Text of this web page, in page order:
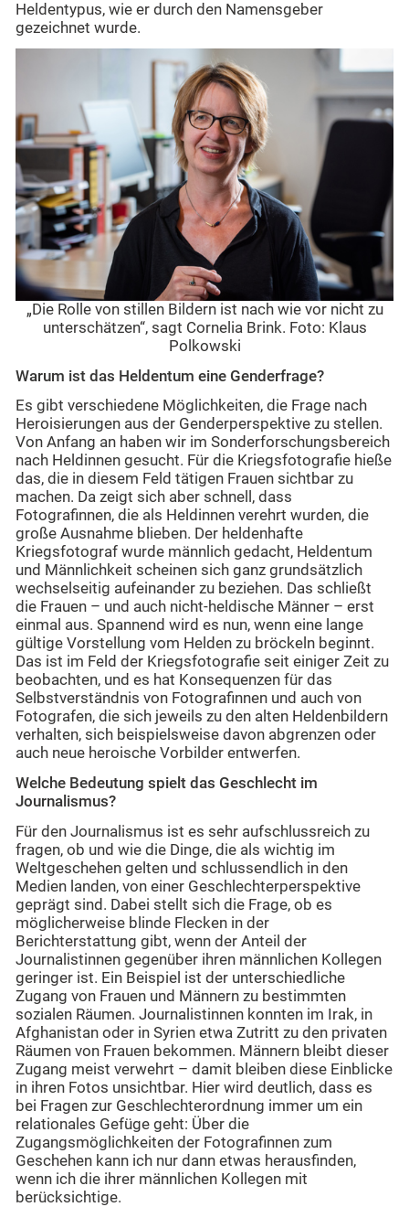
Heldentypus, wie er durch den Namensgeber
gezeichnet wurde.
„Die Rolle von stillen Bildern ist nach wie vor nicht zu
unterschätzen“, sagt Cornelia Brink. Foto: Klaus
Polkowski
Warum ist das Heldentum eine Genderfrage?
Es gibt verschiedene Möglichkeiten, die Frage nach
Heroisierungen aus der Genderperspektive zu stellen.
Von Anfang an haben wir im Sonderforschungsbereich
nach Heldinnen gesucht. Für die Kriegsfotografie hieße
das, die in diesem Feld tätigen Frauen sichtbar zu
machen. Da zeigt sich aber schnell, dass
Fotografinnen, die als Heldinnen verehrt wurden, die
große Ausnahme blieben. Der heldenhafte
Kriegsfotograf wurde männlich gedacht, Heldentum
und Männlichkeit scheinen sich ganz grundsätzlich
wechselseitig aufeinander zu beziehen. Das schließt
die Frauen – und auch nicht-heldische Männer – erst
einmal aus. Spannend wird es nun, wenn eine lange
gültige Vorstellung vom Helden zu bröckeln beginnt.
Das ist im Feld der Kriegsfotografie seit einiger Zeit zu
beobachten, und es hat Konsequenzen für das
Selbstverständnis von Fotografinnen und auch von
Fotografen, die sich jeweils zu den alten Heldenbildern
verhalten, sich beispielsweise davon abgrenzen oder
auch neue heroische Vorbilder entwerfen.
Welche Bedeutung spielt das Geschlecht im
Journalismus?
Für den Journalismus ist es sehr aufschlussreich zu
fragen, ob und wie die Dinge, die als wichtig im
Weltgeschehen gelten und schlussendlich in den
Medien landen, von einer Geschlechterperspektive
geprägt sind. Dabei stellt sich die Frage, ob es
möglicherweise blinde Flecken in der
Berichterstattung gibt, wenn der Anteil der
Journalistinnen gegenüber ihren männlichen Kollegen
geringer ist. Ein Beispiel ist der unterschiedliche
Zugang von Frauen und Männern zu bestimmten
sozialen Räumen. Journalistinnen konnten im Irak, in
Afghanistan oder in Syrien etwa Zutritt zu den privaten
Räumen von Frauen bekommen. Männern bleibt dieser
Zugang meist verwehrt – damit bleiben diese Einblicke
in ihren Fotos unsichtbar. Hier wird deutlich, dass es
bei Fragen zur Geschlechterordnung immer um ein
relationales Gefüge geht: Über die
Zugangsmöglichkeiten der Fotografinnen zum
Geschehen kann ich nur dann etwas herausfinden,
wenn ich die ihrer männlichen Kollegen mit
berücksichtige.